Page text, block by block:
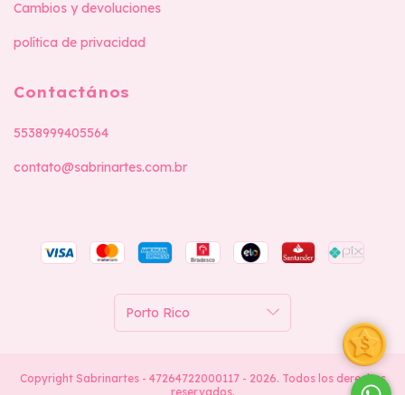
Cambios y devoluciones
política de privacidad
Contactános
5538999405564
contato@sabrinartes.com.br
Copyright Sabrinartes - 47264722000117 - 2026. Todos los derechos
reservados.